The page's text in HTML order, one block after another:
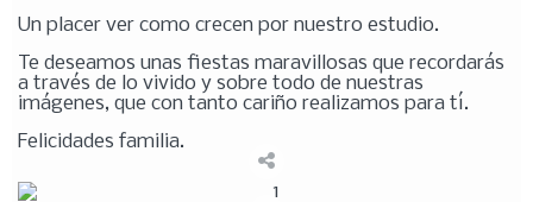
Un placer ver como crecen por nuestro estudio.
Te deseamos unas fiestas maravillosas que recordarás
a través de lo vivido y sobre todo de nuestras
imágenes, que con tanto cariño realizamos para tí.
Felicidades familia.